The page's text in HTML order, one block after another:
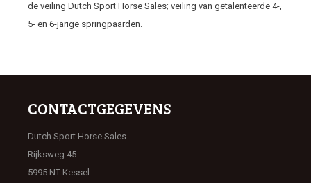
de veiling Dutch Sport Horse Sales; veiling van getalenteerde 4-,
5- en 6-jarige springpaarden.
CONTACTGEGEVENS
Dutch Sport Horse Sales
Rijksweg 45
5995 NT Kessel